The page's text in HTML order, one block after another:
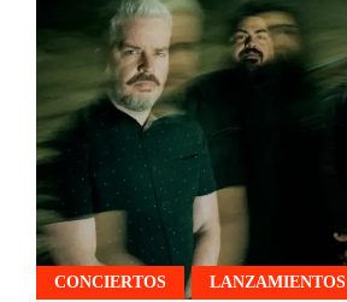
CONCIERTOS LANZAMIENTOS